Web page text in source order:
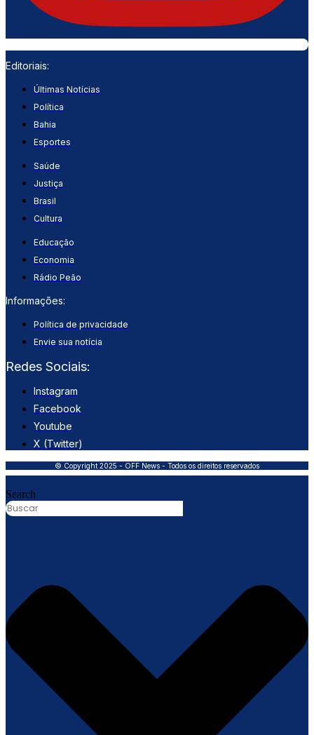
Editoriais:
Últimas Notícias
Política
Bahia
Esportes
Saúde
Justiça
Brasil
Cultura
Educação
Economia
Rádio Peão
Informações:
Política de privacidade
Envie sua notícia
Redes Sociais:
Instagram
Facebook
Youtube
X (Twitter)
© Copyright 2025 - OFF News - Todos os direitos reservados
Search